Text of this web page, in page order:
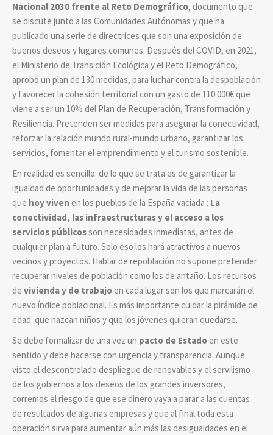
Nacional 2030 frente al Reto Demográfico, documento que
se discute junto a las Comunidades Autónomas y que ha
publicado una serie de directrices que son una exposición de
buenos deseos y lugares comunes. Después del COVID, en 2021,
el Ministerio de Transición Ecológica y el Reto Demográfico,
aprobó un plan de 130 medidas, para luchar contra la despoblación
y favorecer la cohesión territorial con un gasto de 110.000€ que
viene a ser un 10% del Plan de Recuperación, Transformación y
Resiliencia. Pretenden ser medidas para asegurar la conectividad,
reforzar la relación mundo rural-mundo urbano, garantizar los
servicios, fomentar el emprendimiento y el turismo sostenible.
En realidad es sencillo: de lo que se trata es de garantizar la
igualdad de oportunidades y de mejorar la vida de las personas
que hoy viven en los pueblos de la España vaciada : La
conectividad, las infraestructuras y el acceso a los
servicios públicosson necesidades inmediatas, antes de
cualquier plan a futuro. Solo eso los hará atractivos a nuevos
vecinos y proyectos. Hablar de repoblación no supone pretender
recuperar niveles de población como los de antaño. Los recursos
de vivienda y de trabajoen cada lugar son los que marcarán el
nuevo índice poblacional. Es más importante cuidar la pirámide de
edad: que nazcan niños y que los jóvenes quieran quedarse.
Se debe formalizar de una vez un pacto de Estadoen este
sentido y debe hacerse con urgencia y transparencia. Aunque
visto el descontrolado despliegue de renovables y el servilismo
de los gobiernos a los deseos de los grandes inversores,
corremos el riesgo de que ese dinero vaya a parar a las cuentas
de resultados de algunas empresas y que al final toda esta
operación sirva para aumentar aún más las desigualdades en el